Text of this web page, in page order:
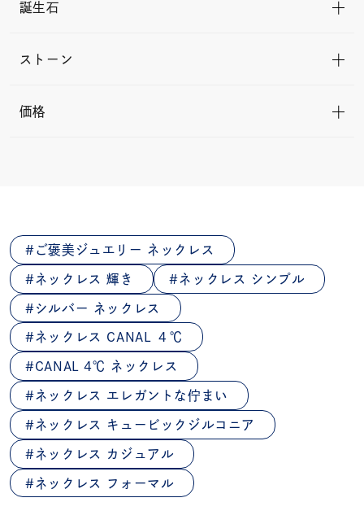
誕生石
ストーン
価格
ご褒美ジュエリー ネックレス
ネックレス 輝き ネックレス シンプル
シルバー ネックレス
ネックレス CANAL ４℃
CANAL 4℃ ネックレス
ネックレス エレガントな佇まい
ネックレス キュービックジルコニア
ネックレス カジュアル
ネックレス フォーマル